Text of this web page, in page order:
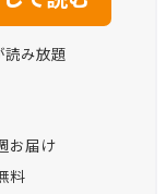
読み放題
お届け
料